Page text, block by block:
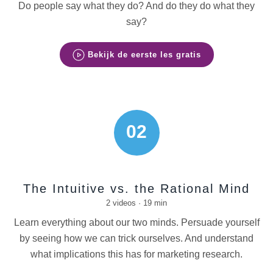
Do people say what they do? And do they do what they
say?
Bekijk de eerste les gratis
02
The Intuitive vs. the Rational Mind
2 videos · 19 min
Learn everything about our two minds. Persuade yourself
by seeing how we can trick ourselves. And understand
what implications this has for marketing research.